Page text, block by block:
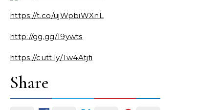
https://t.co/ujWpbiWXnL
http://gg.gg/19ywts
https://cutt.ly/Tw4Atjfi
Share